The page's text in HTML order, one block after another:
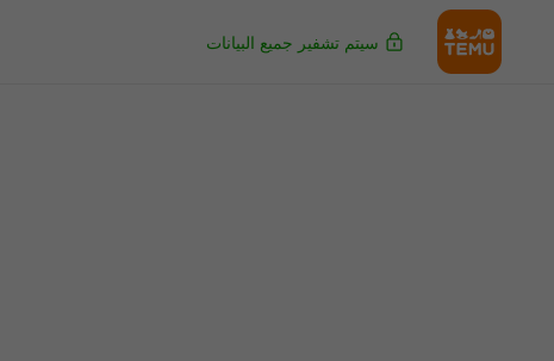
سيتم تشفير جميع البيانات